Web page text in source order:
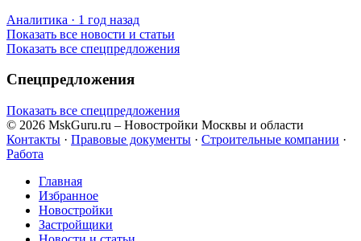
Аналитика · 1 год назад
Показать все новости и статьи
Показать все спецпредложения
Спецпредложения
Показать все спецпредложения
© 2026 MskGuru.ru – Новостройки Москвы и области
Контакты · Правовые документы · Строительные компании ·
Работа
Главная
Избранное
Новостр ойки
Застройщики